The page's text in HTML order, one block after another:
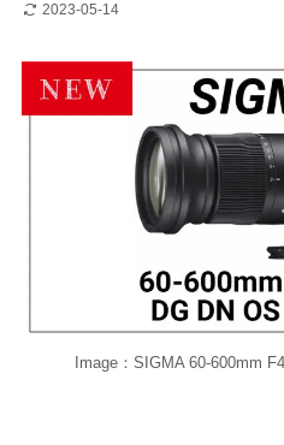
2023-05-14
Image：SIGMA 60-600mm